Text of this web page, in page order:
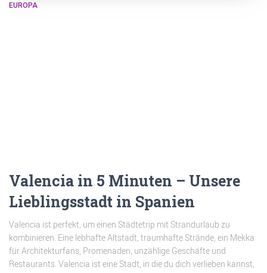
EUROPA
Valencia in 5 Minuten – Unsere
Lieblingsstadt in Spanien
Valencia ist perfekt, um einen Städtetrip mit Strandurlaub zu
kombinieren. Eine lebhafte Altstadt, traumhafte Strände, ein Mekka
für Architekturfans, Promenaden, unzählige Geschäfte und
Restaurants. Valencia ist eine Stadt, in die du dich verlieben kannst,